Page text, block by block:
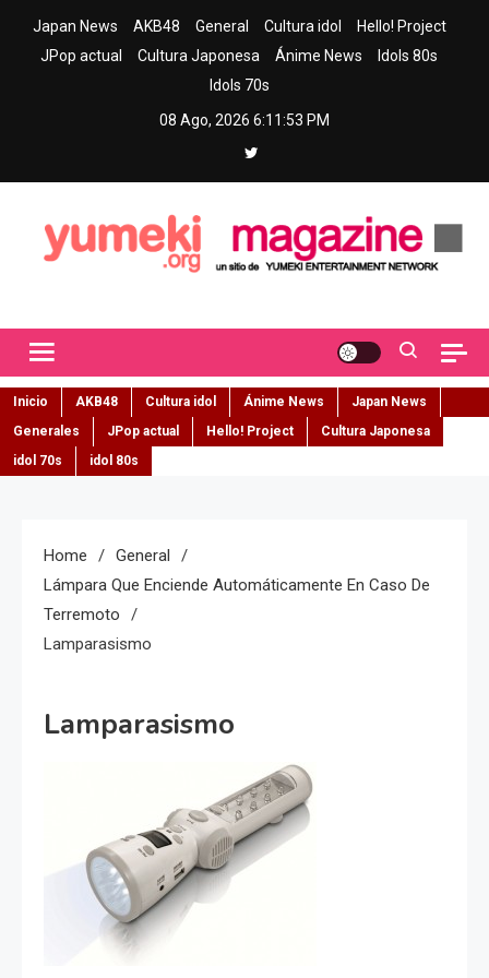
Japan News AKB48 General Cultura idol
Hello! Project
JPop actual
Cultura Japonesa Ánime News
Idols 80s
Idols 70s
08 Ago, 2026 6:11:54 PM
Inicio AKB48 Cultura idol Ánime News
Japan News
Generales
JPop actual Hello! Project
Cultura Japonesa
idol 70s
idol 80s
Home
General
Lámpara Que Enciende Automáticamente En Caso De
Terremoto
Lamparasismo
Lamparasismo